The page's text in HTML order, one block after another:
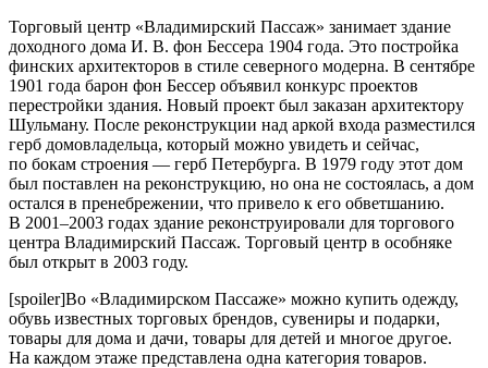
Торговый центр «Владимирский Пассаж» занимает здание
доходного дома И. В. фон Бессера 1904 года. Это постройка
финских архитекторов в стиле северного модерна. В сентябре
1901 года барон фон Бессер объявил конкурс проектов
перестройки здания. Новый проект был заказан архитектору
Шульману. После реконструкции над аркой входа разместился
герб домовладельца, который можно увидеть и сейчас,
по бокам строения — герб Петербурга. В 1979 году этот дом
был поставлен на реконструкцию, но она не состоялась, а дом
остался в пренебрежении, что привело к его обветшанию.
В 2001–2003 годах здание реконструировали для торгового
центра Владимирский Пассаж. Торговый центр в особняке
был открыт в 2003 году.
[spoiler]Во «Владимирском Пассаже» можно купить одежду,
обувь известных торговых брендов, сувениры и подарки,
товары для дома и дачи, товары для детей и многое другое.
На каждом этаже представлена одна категория товаров.